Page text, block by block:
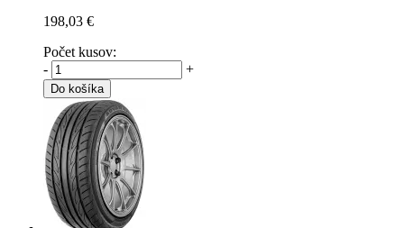
198,03 €
Počet kusov:
-
+
Do košíka